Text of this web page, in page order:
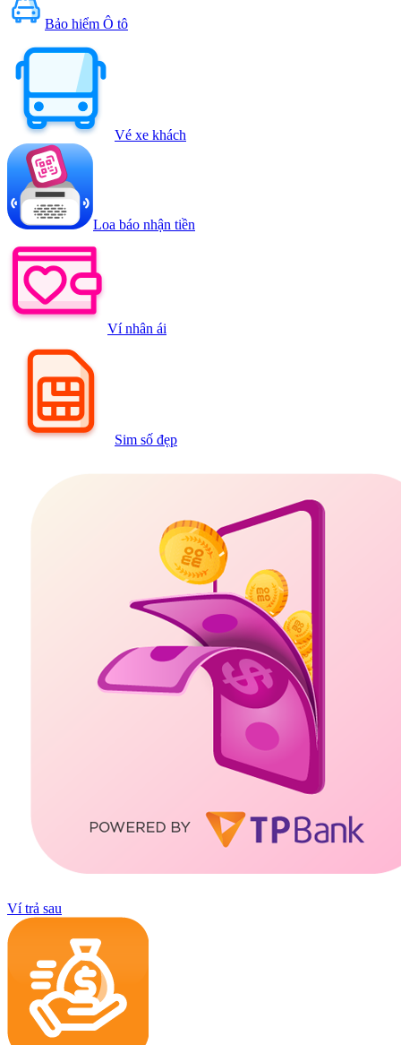
Bảo hiểm Ô tô
Vé xe khách
Loa báo nhận tiền
Ví nhân ái
Sim số đẹp
Ví trả sau